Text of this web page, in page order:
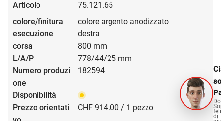
75.121.65
colore argento anodizzato
destra
800 mm
778/44/25 mm
182594
CHF 914.00 / 1 pezzo
di